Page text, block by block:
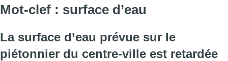
Mot-clef : surface d’eau
La surface d’eau prévue sur le
piétonnier du centre-ville est retardée